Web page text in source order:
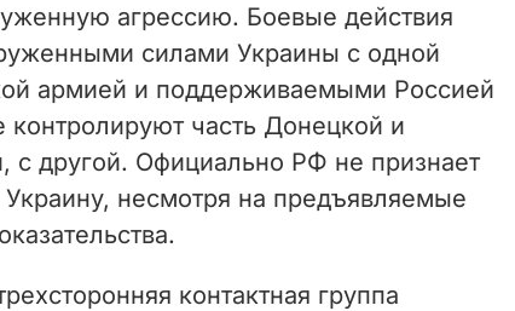
агрессию. Боевые действия
силами Украины с одной
армией и поддерживаемыми Россией
контролируют часть Донецкой и
с другой. Официально РФ не признает
несмотря на предъявляемые
контактная группа